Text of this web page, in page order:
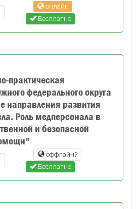
онлайн
Бесплатно
практическая
федерального округа
направления развития
Роль медперсонала в
и безопасной
оффлайн?
Бесплатно